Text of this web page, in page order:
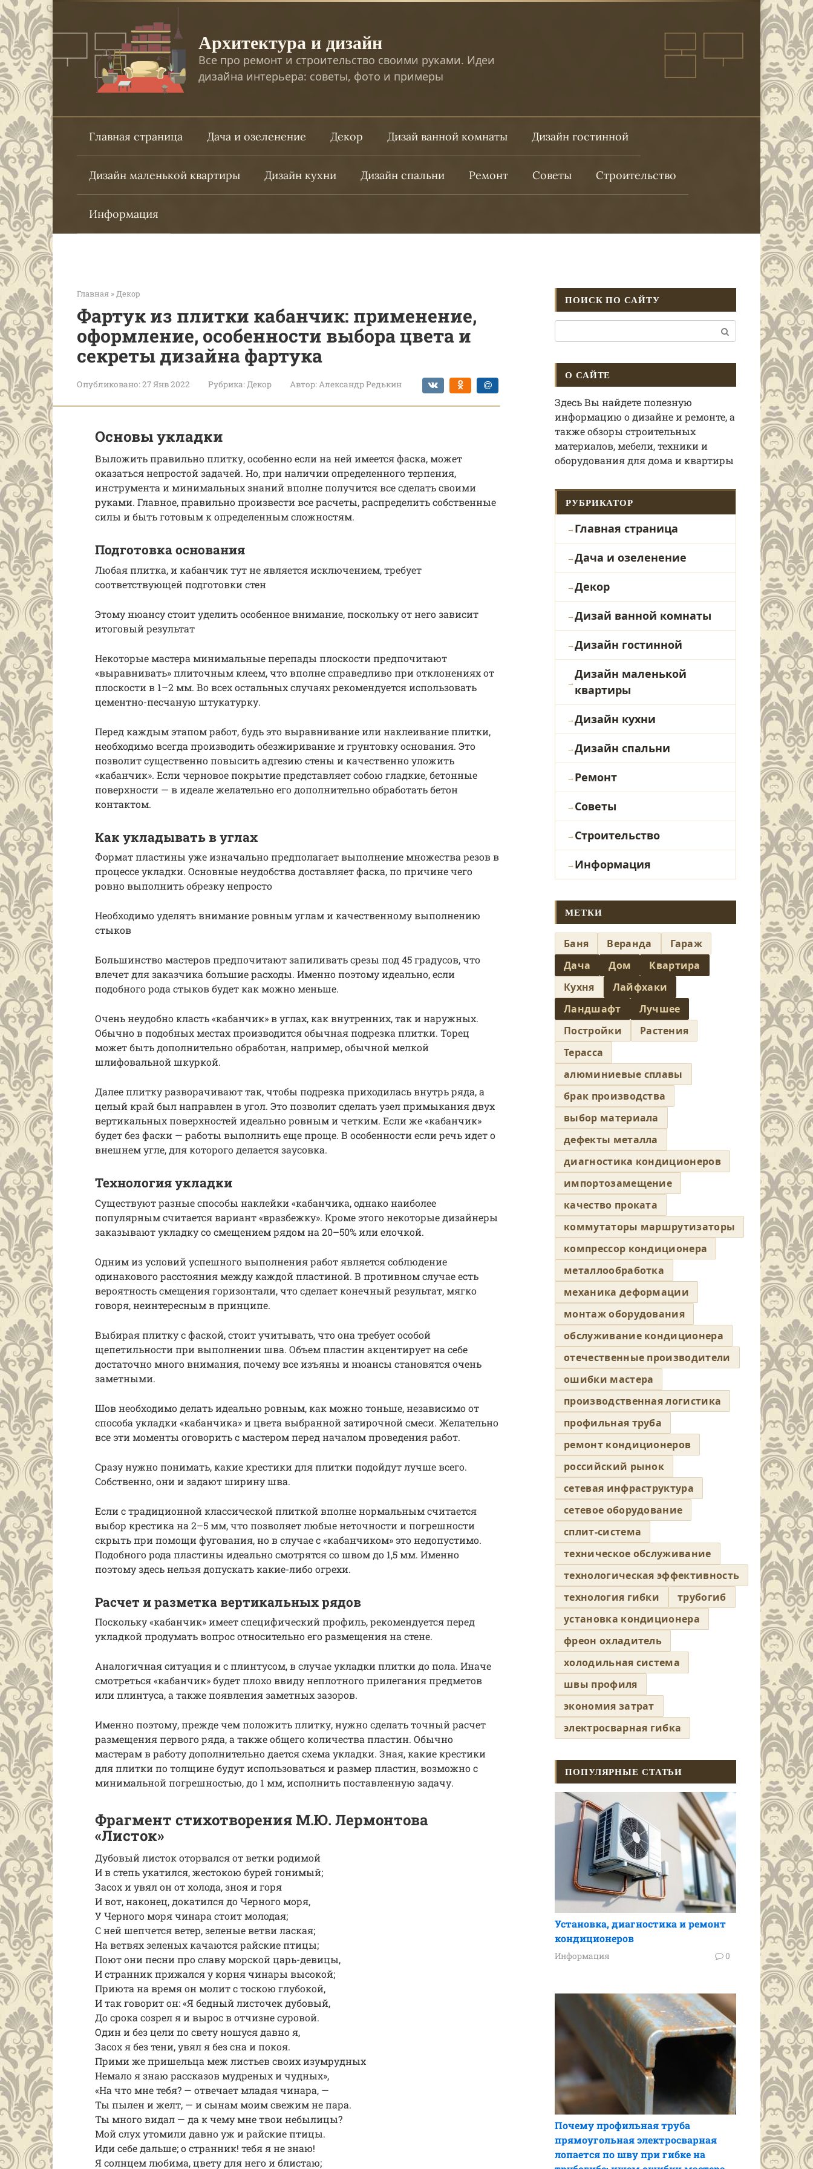
Перейти
к
контенту
Архитектура и дизайн
Все про ремонт и строительство своими руками. Идеи
дизайна интерьера: советы, фото и примеры
Главная страница Дача и озеленение Декор Дизай ванной комнаты Дизайн гостинной
Дизайн маленькой квартиры Дизайн кухни Дизайн спальни Ремонт Советы Строительство
Информация
Главная » Декор
Фартук из плитки кабанчик: применение,
оформление, особенности выбора цвета и
секреты дизайна фартука
Опубликовано:27 Янв 2022 Рубрика:Декор Автор:Александр Редькин
Основы укладки
Выложить правильно плитку, особенно если на ней имеется фаска, может
оказаться непростой задачей. Но, при наличии определенного терпения,
инструмента и минимальных знаний вполне получится все сделать своими
руками. Главное, правильно произвести все расчеты, распределить собственные
силы и быть готовым к определенным сложностям.
Подготовка основания
Любая плитка, и кабанчик тут не является исключением, требует
соответствующей подготовки стен
Этому нюансу стоит уделить особенное внимание, поскольку от него зависит
итоговый результат
Некоторые мастера минимальные перепады плоскости предпочитают
«выравнивать» плиточным клеем, что вполне справедливо при отклонениях от
плоскости в 1–2 мм. Во всех остальных случаях рекомендуется использовать
цементно-песчаную штукатурку.
Перед каждым этапом работ, будь это выравнивание или наклеивание плитки,
необходимо всегда производить обезжиривание и грунтовку основания. Это
позволит существенно повысить адгезию стены и качественно уложить
«кабанчик». Если черновое покрытие представляет собою гладкие, бетонные
поверхности — в идеале желательно его дополнительно обработать бетон
контактом.
Как укладывать в углах
Формат пластины уже изначально предполагает выполнение множества резов в
процессе укладки. Основные неудобства доставляет фаска, по причине чего
ровно выполнить обрезку непросто
Необходимо уделять внимание ровным углам и качественному выполнению
стыков
Большинство мастеров предпочитают запиливать срезы под 45 градусов, что
влечет для заказчика большие расходы. Именно поэтому идеально, если
подобного рода стыков будет как можно меньше.
Очень неудобно класть «кабанчик» в углах, как внутренних, так и наружных.
Обычно в подобных местах производится обычная подрезка плитки. Торец
может быть дополнительно обработан, например, обычной мелкой
шлифовальной шкуркой.
Далее плитку разворачивают так, чтобы подрезка приходилась внутрь ряда, а
целый край был направлен в угол. Это позволит сделать узел примыкания двух
вертикальных поверхностей идеально ровным и четким. Если же «кабанчик»
будет без фаски — работы выполнить еще проще. В особенности если речь идет о
внешнем угле, для которого делается заусовка.
Технология укладки
Существуют разные способы наклейки «кабанчика, однако наиболее
популярным считается вариант «вразбежку». Кроме этого некоторые дизайнеры
заказывают укладку со смещением рядом на 20–50% или елочкой.
Одним из условий успешного выполнения работ является соблюдение
одинакового расстояния между каждой пластиной. В противном случае есть
вероятность смещения горизонтали, что сделает конечный результат, мягко
говоря, неинтересным в принципе.
Выбирая плитку с фаской, стоит учитывать, что она требует особой
щепетильности при выполнении шва. Объем пластин акцентирует на себе
достаточно много внимания, почему все изъяны и нюансы становятся очень
заметными.
Шов необходимо делать идеально ровным, как можно тоньше, независимо от
способа укладки «кабанчика» и цвета выбранной затирочной смеси. Желательно
все эти моменты оговорить с мастером перед началом проведения работ.
Сразу нужно понимать, какие крестики для плитки подойдут лучше всего.
Собственно, они и задают ширину шва.
Если с традиционной классической плиткой вполне нормальным считается
выбор крестика на 2–5 мм, что позволяет любые неточности и погрешности
скрыть при помощи фугования, но в случае с «кабанчиком» это недопустимо.
Подобного рода пластины идеально смотрятся со швом до 1,5 мм. Именно
поэтому здесь нельзя допускать какие-либо огрехи.
Расчет и разметка вертикальных рядов
Поскольку «кабанчик» имеет специфический профиль, рекомендуется перед
укладкой продумать вопрос относительно его размещения на стене.
Аналогичная ситуация и с плинтусом, в случае укладки плитки до пола. Иначе
смотреться «кабанчик» будет плохо ввиду неплотного прилегания предметов
или плинтуса, а также появления заметных зазоров.
Именно поэтому, прежде чем положить плитку, нужно сделать точный расчет
размещения первого ряда, а также общего количества пластин. Обычно
мастерам в работу дополнительно дается схема укладки. Зная, какие крестики
для плитки по толщине будут использоваться и размер пластин, возможно с
минимальной погрешностью, до 1 мм, исполнить поставленную задачу.
Фрагмент стихотворения М.Ю. Лермонтова
«Листок»
Дубовый листок оторвался от ветки родимой
И в степь укатился, жестокою бурей гонимый;
Засох и увял он от холода, зноя и горя
И вот, наконец, докатился до Черного моря,
У Черного моря чинара стоит молодая;
С ней шепчется ветер, зеленые ветви лаская;
На ветвях зеленых качаются райские птицы;
Поют они песни про славу морской царь-девицы,
И странник прижался у корня чинары высокой;
Приюта на время он молит с тоскою глубокой,
И так говорит он: «Я бедный листочек дубовый,
До срока созрел я и вырос в отчизне суровой.
Один и без цели по свету ношуся давно я,
Засох я без тени, увял я без сна и покоя.
Прими же пришельца меж листьев своих изумрудных
Немало я знаю рассказов мудреных и чудных»,
«На что мне тебя? — отвечает младая чинара, —
Ты пылен и желт, — и сынам моим свежим не пара.
Ты много видал — да к чему мне твои небылицы?
Мой слух утомили давно уж и райские птицы.
Иди себе дальше; о странник! тебя я не знаю!
Я солнцем любима, цвету для него и блистаю;
ПОИСК ПО САЙТУ
О САЙТЕ
Здесь Вы найдете полезную
информацию о дизайне и ремонте, а
также обзоры строительных
материалов, мебели, техники и
оборудования для дома и квартиры
РУБРИКАТОР
Главная страница
Дача и озеленение
Декор
Дизай ванной комнаты
Дизайн гостинной
Дизайн маленькой
квартиры
Дизайн кухни
Дизайн спальни
Ремонт
Советы
Строительство
Информация
МЕТКИ
Баня Веранда
Гараж
Дача
Дом
Квартира
Кухня
Лайфхаки
Ландшафт
Лучшее
Постройки
Растения
Терасса
алюминиевые сплавы
брак производства
выбор материала
дефекты металла
диагностика кондиционеров
импортозамещение
качество проката
коммутаторы маршрутизаторы
компрессор кондиционера
металлообработка
механика деформации
монтаж оборудования
обслуживание кондиционера
отечественные производители
ошибки мастера
производственная логистика
профильная труба
ремонт кондиционеров
российский рынок
сетевая инфраструктура
сетевое оборудование
сплит-система
техническое обслуживание
технологическая эффективность
технология гибки
трубогиб
установка кондиционера
фреон охладитель
холодильная система
швы профиля
экономия затрат
электросварная гибка
ПОПУЛЯРНЫЕ СТАТЬИ
Установка, диагностика и ремонт
кондиционеров
Информация 0
Почему профильная труба
прямоугольная электросварная
лопается по шву при гибке на